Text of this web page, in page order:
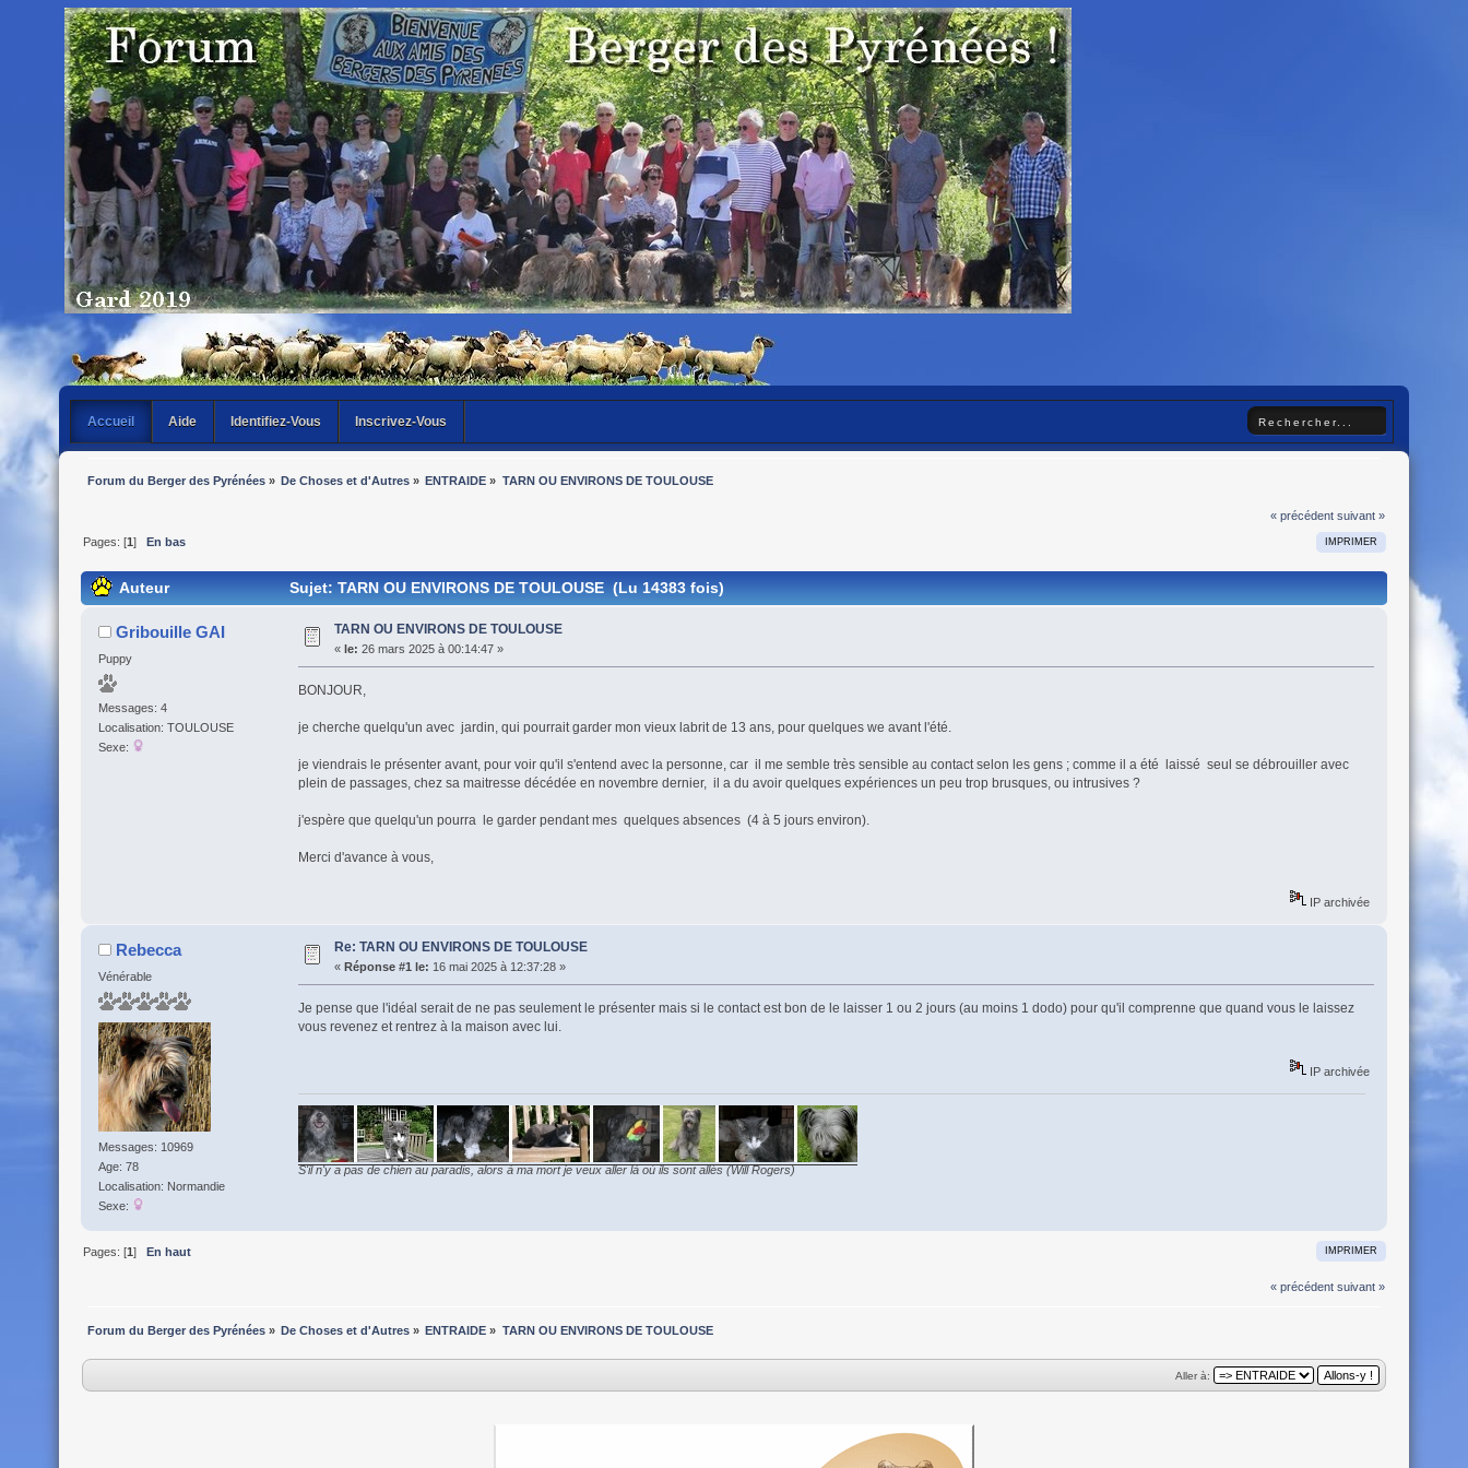
Accueil Aide Identifiez-Vous Inscrivez-Vous
Forum du Berger des Pyrénées» De Choses et d'Autres » ENTRAIDE » TARN OU ENVIRONS DE TOULOUSE
« précédent suivant »
IMPRIMER
Pages: [1 ] En bas
Auteur Sujet: TARN OU ENVIRONS DE TOULOUSE (Lu 14383 fois)
Gribouille GAI
Puppy
Messages: 4
Localisation: TOULOUSE
Sexe:
TARN OU ENVIRONS DE TOULOUSE
« le: 26 mars 2025 à 00:14:47 »
BONJOUR,
je cherche quelqu'un avec jardin, qui pourrait garder mon vieux labrit de 13 ans, pour quelques we avant l'été.
je viendrais le présenter avant, pour voir qu'il s'entend avec la personne, car il me semble très sensible au contact selon les gens ; comme il a été laissé seul se débrouiller avec
plein de passages, chez sa maitresse décédée en novembre dernier, il a du avoir quelques expériences un peu trop brusques, ou intrusives ?
j'espère que quelqu'un pourra le garder pendant mes quelques absences (4 à 5 jours environ).
Merci d'avance à vous,
IP archivée
Rebecca
Vénérable
Messages: 10969
Age: 78
Localisation: Normandie
Sexe:
Re: TARN OU ENVIRONS DE TOULOUSE
« Réponse #1 le: 16 mai 2025 à 12:37:28 »
Je pense que l'idéal serait de ne pas seulement le présenter mais si le contact est bon de le laisser 1 ou 2 jours (au moins 1 dodo) pour qu'il comprenne que quand vous le laissez
vous revenez et rentrez à la maison avec lui.
IP archivée
S'il n'y a pas de chien au paradis, alors à ma mort je veux aller là où ils sont allés (Will Rogers)
IMPRIMER
Pages: [1] En haut
« précédent suivant »
Forum du Berger des Pyrénées» De Choses et d'Autres » ENTRAIDE » TARN OU ENVIRONS DE TOULOUSE
Aller à: